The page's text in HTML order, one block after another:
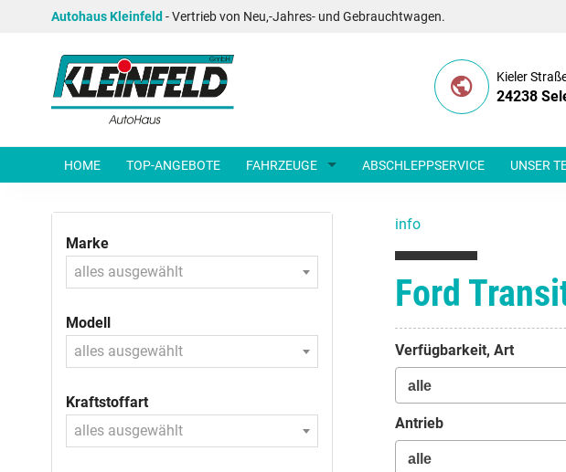
Autohaus Kleinfeld - Vertrieb von Neu,-Jahres- und Gebrauchtwagen.
Kieler
24238
HOME TOP-ANGEBOTE FAHRZEUGE ABSCHLEPPSERVICE UNSER
info
Ford
Verfügbarkeit, Art
Antrieb
Marke
alles ausgewählt
Modell
alles ausgewählt
Kraftstoffart
alles ausgewählt